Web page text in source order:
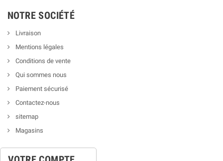
NOTRE SOCIÉTÉ
Livraison
Mentions légales
Conditions de vente
Qui sommes nous
Paiement sécurisé
Contactez-nous
sitemap
Magasins